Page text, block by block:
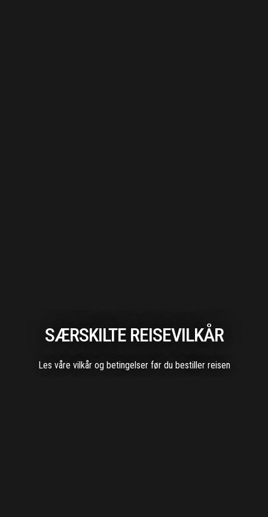
SÆRSKILTE REISEVILKÅR
Les våre vilkår og betingelser før du bestiller reisen